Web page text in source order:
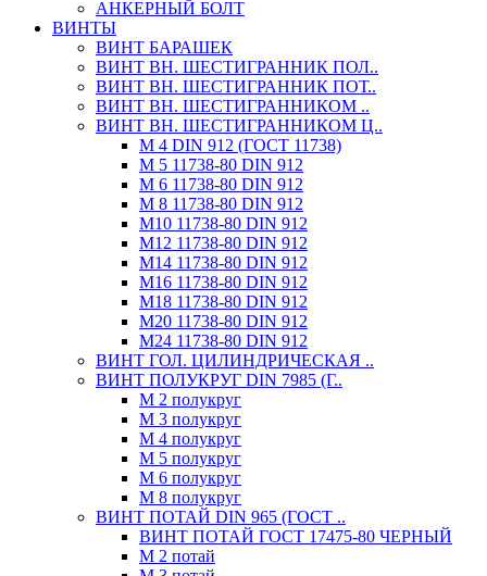
АНКЕРНЫЙ БОЛТ
ВИНТЫ
ВИНТ БАРАШЕК
ВИНТ ВН. ШЕСТИГРАННИК ПОЛ..
ВИНТ ВН. ШЕСТИГРАННИК ПОТ..
ВИНТ ВН. ШЕСТИГРАННИКОМ ..
ВИНТ ВН. ШЕСТИГРАННИКОМ Ц..
М 4 DIN 912 (ГОСТ 11738)
М 5 11738-80 DIN 912
М 6 11738-80 DIN 912
М 8 11738-80 DIN 912
М10 11738-80 DIN 912
М12 11738-80 DIN 912
М14 11738-80 DIN 912
М16 11738-80 DIN 912
М18 11738-80 DIN 912
М20 11738-80 DIN 912
М24 11738-80 DIN 912
ВИНТ ГОЛ. ЦИЛИНДРИЧЕСКАЯ ..
ВИНТ ПОЛУКРУГ DIN 7985 (Г..
М 2 полукруг
М 3 полукруг
М 4 полукруг
М 5 полукруг
М 6 полукруг
М 8 полукруг
ВИНТ ПОТАЙ DIN 965 (ГОСТ ..
ВИНТ ПОТАЙ ГОСТ 17475-80 ЧЕРНЫЙ
М 2 потай